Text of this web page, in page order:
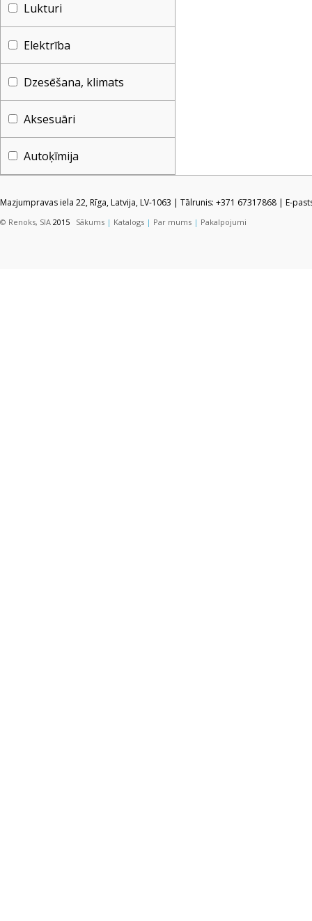
Lukturi
Elektrība
Dzesēšana, klimats
Aksesuāri
Autoķīmija
Mazjumpravas iela 22, Rīga, Latvija, LV-1063 | Tālrunis: +371 67317868 | E-
© Renoks, SIA 2015 Sākums | Katalogs | Par mums | Pakalpojumi